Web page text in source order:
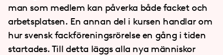
man som medlem kan påverka både facket och
arbetsplatsen. En annan del i kursen handlar om
hur svensk fackföreningsrörelse en gång i tiden
startades. Till detta läggs alla nya människor